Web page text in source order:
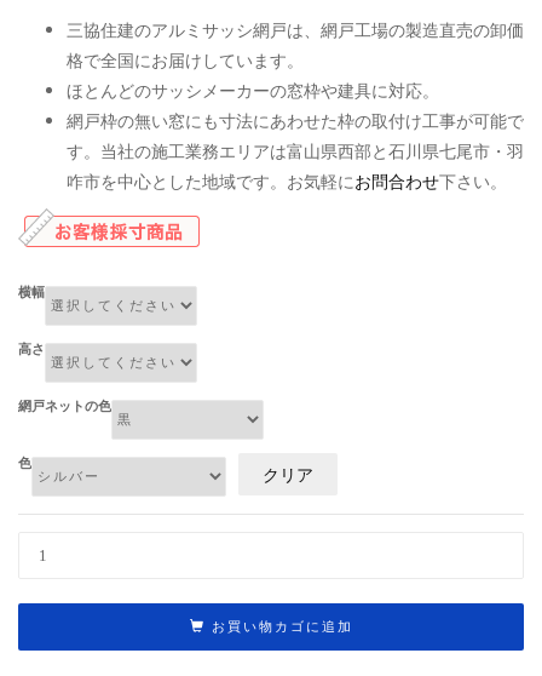
三協住建のアルミサッシ網戸は、網戸工場の製造直売の卸価
格で全国にお届けしています。
ほとんどのサッシメーカーの窓枠や建具に対応。
網戸枠の無い窓にも寸法にあわせた枠の取付け工事が可能で
す。当社の施工業務エリアは富山県西部と石川県七尾市・羽
咋市を中心とした地域です。お気軽にお問合わせ下さい。
横幅
高さ
網戸ネットの色
色 クリア
違
お買い物カゴに追加